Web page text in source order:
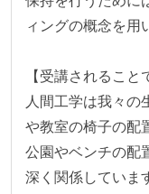
ィングの概念を用
【受講されること
人間工学は我々の
や教室の椅子の配
公園やベンチの配
深く関係していま